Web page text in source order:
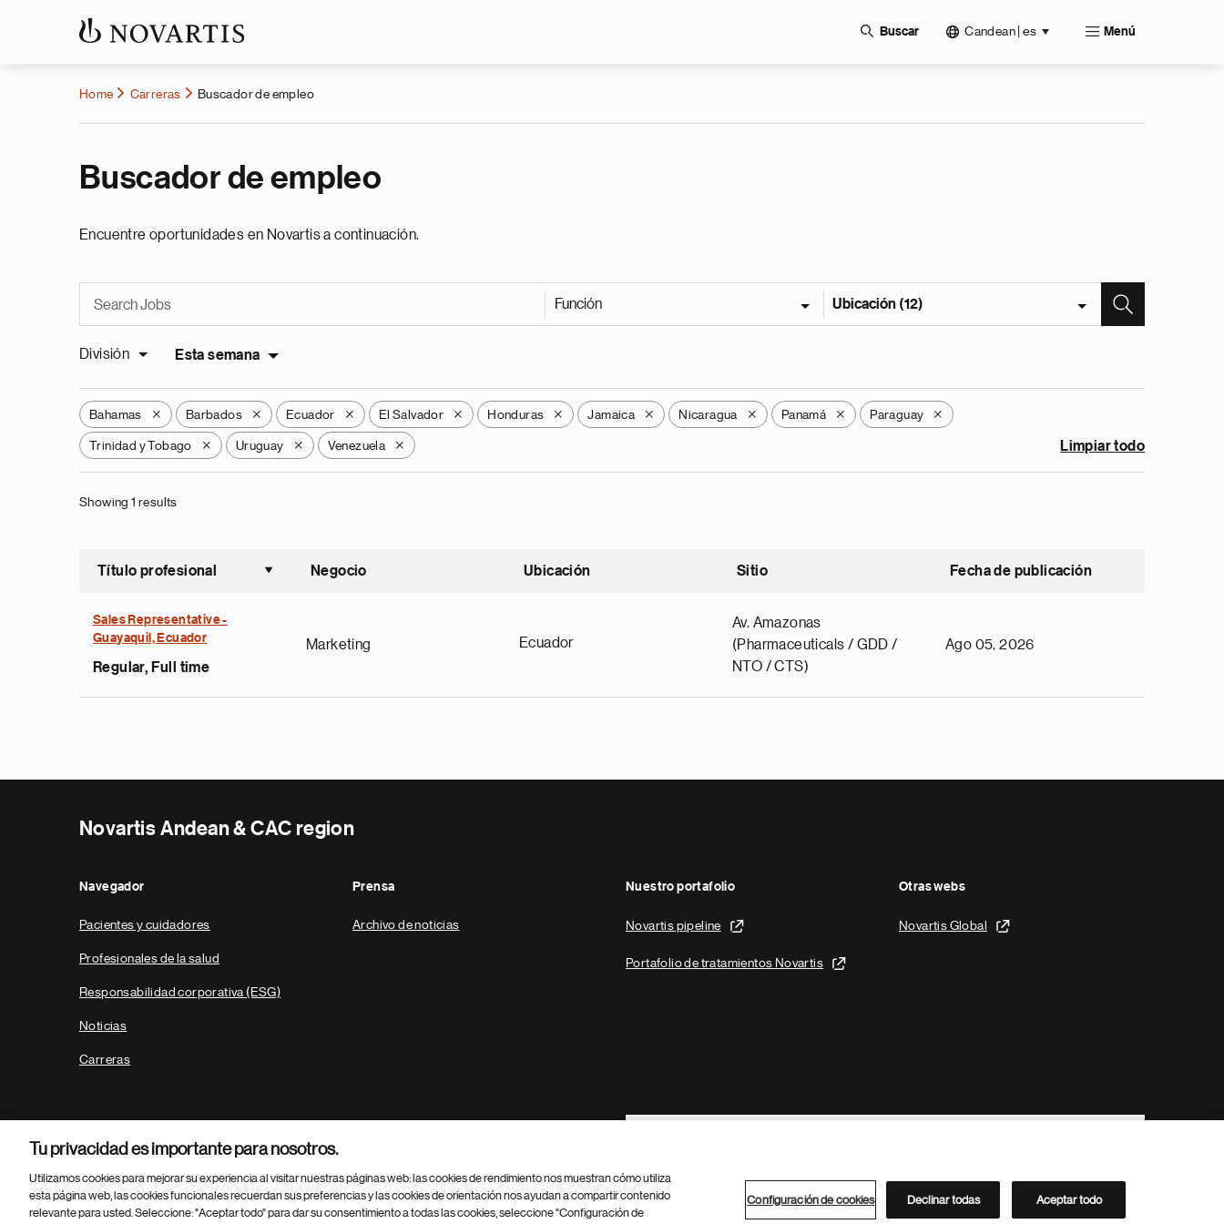
Buscar Candean | es Menú
Home Carreras Buscador de empleo
Buscador de empleo
Encuentre oportunidades en Novartis a continuación.
Función Ubicación (12)
División Esta semana
Bahamas X Barbados X Ecuador X El Salvador X Honduras X Jamaica X Nicaragua X Panamá X Paraguay X
Trinidad y Tobago X Uruguay X Venezuela X Limpiar todo
Showing 1 results
Título profesional
Ordenar ascendente
Negocio Ubicación Sitio Fecha de publicación
Sales Representative -
Guayaquil, Ecuador
Regular, Full time
Marketing Ecuador
Av. Amazonas
(Pharmaceuticals / GDD /
NTO / CTS)
Ago 05, 2026
Novartis Andean & CAC region
Navegador
Pacientes y cuidadores
Profesionales de la salud
Responsabilidad corporativa (ESG)
Noticias
Carreras
Prensa
Archivo de noticias
Nuestro portafolio
Novartis pipeline
Portafolio de tratamientos Novartis
Otras webs
Novartis Global
Footer Site Search
Parte
© 2026 Novartis AG Directorio de Novartis
Tu privacidad es importante para nosotros.
Utilizamos cookies para mejorar su experiencia al visitar nuestras páginas web: las cookies de rendimiento nos muestran cómo utiliza
esta página web, las cookies funcionales recuerdan sus preferencias y las cookies de orientación nos ayudan a compartir contenido
relevante para usted. Seleccione: "Aceptar todo" para dar su consentimiento a todas las cookies, seleccione "Configuración de
Configuración de cookies Declinar todas Aceptar todo